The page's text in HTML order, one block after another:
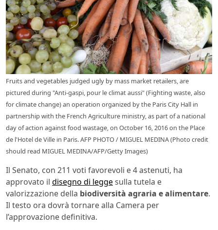
Fruits and vegetables judged ugly by mass market retailers, are
pictured during "Anti-gaspi, pour le climat aussi" (Fighting waste, also
for climate change) an operation organized by the Paris City Hall in
partnership with the French Agriculture ministry, as part of a national
day of action against food wastage, on October 16, 2016 on the Place
de l'Hotel de Ville in Paris. AFP PHOTO / MIGUEL MEDINA (Photo credit
should read MIGUEL MEDINA/AFP/Getty Images)
Il Senato, con 211 voti favorevoli e 4 astenuti, ha
approvato il disegno di leggesulla tutela e
valorizzazione della biodiversità agraria e alimentare.
Il testo ora dovrà tornare alla Camera per
l’approvazione definitiva.